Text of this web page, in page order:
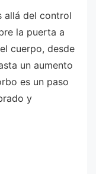
allá del control
la puerta a
cuerpo, desde
un aumento
es un paso
y